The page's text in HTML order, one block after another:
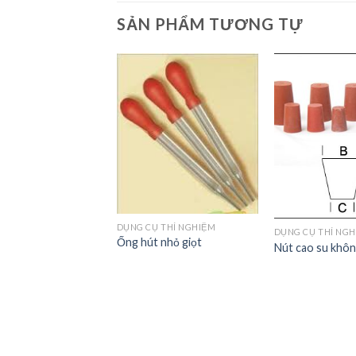
SẢN PHẨM TƯƠNG TỰ
Wishlist
DỤNG CỤ THÍ NGHIỆM
Ống hút nhỏ giọt
DỤNG CỤ THÍ
Nút cao su